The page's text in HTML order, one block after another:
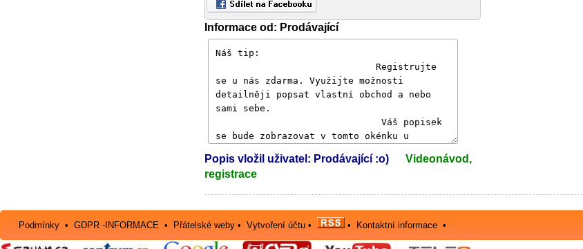
Informace od: Prodávající
Popis vložil uživatel: Prodávající :o)
Videonávod,
registrace
Podmínky •GDPR -INFORMACE • Přátelské weby •Vytvoření účtu • • Kontaktní informace •